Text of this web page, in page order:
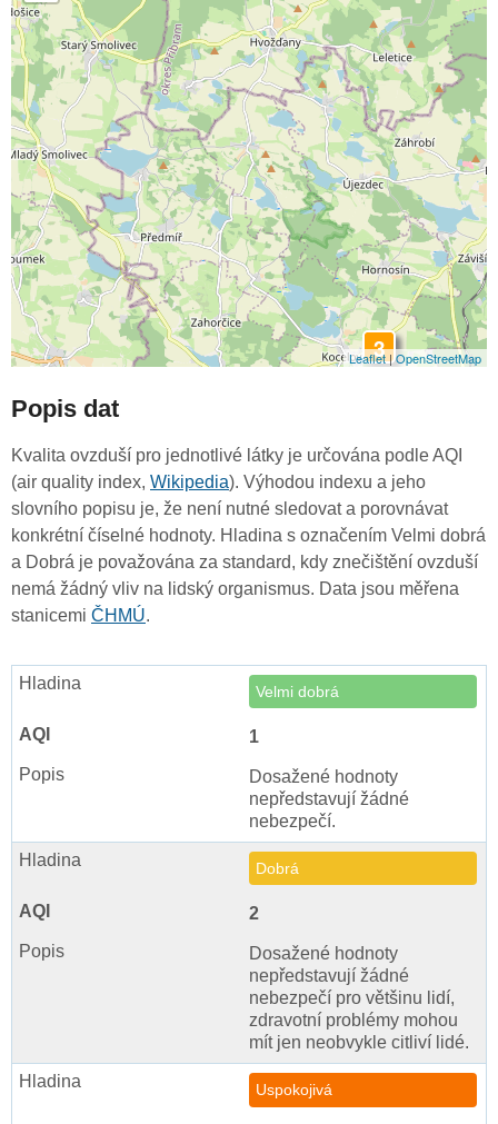
3
Leaflet|OpenStreetMap
Popis dat
Kvalita ovzduší pro jednotlivé látky je určována podle AQI
(air quality index, Wikipedia). Výhodou indexu a jeho
slovního popisu je, že není nutné sledovat a porovnávat
konkrétní číselné hodnoty. Hladina s označením Velmi dobrá
a Dobrá je považována za standard, kdy znečištění ovzduší
nemá žádný vliv na lidský organismus. Data jsou měřena
stanicemi ČHMÚ.
Velmi dobrá
1
Dosažené hodnoty
nepředstavují žádné
nebezpečí.
Dobrá
2
Dosažené hodnoty
nepředstavují žádné
nebezpečí pro většinu lidí,
zdravotní problémy mohou
mít jen neobvykle citliví lidé.
Uspokojivá